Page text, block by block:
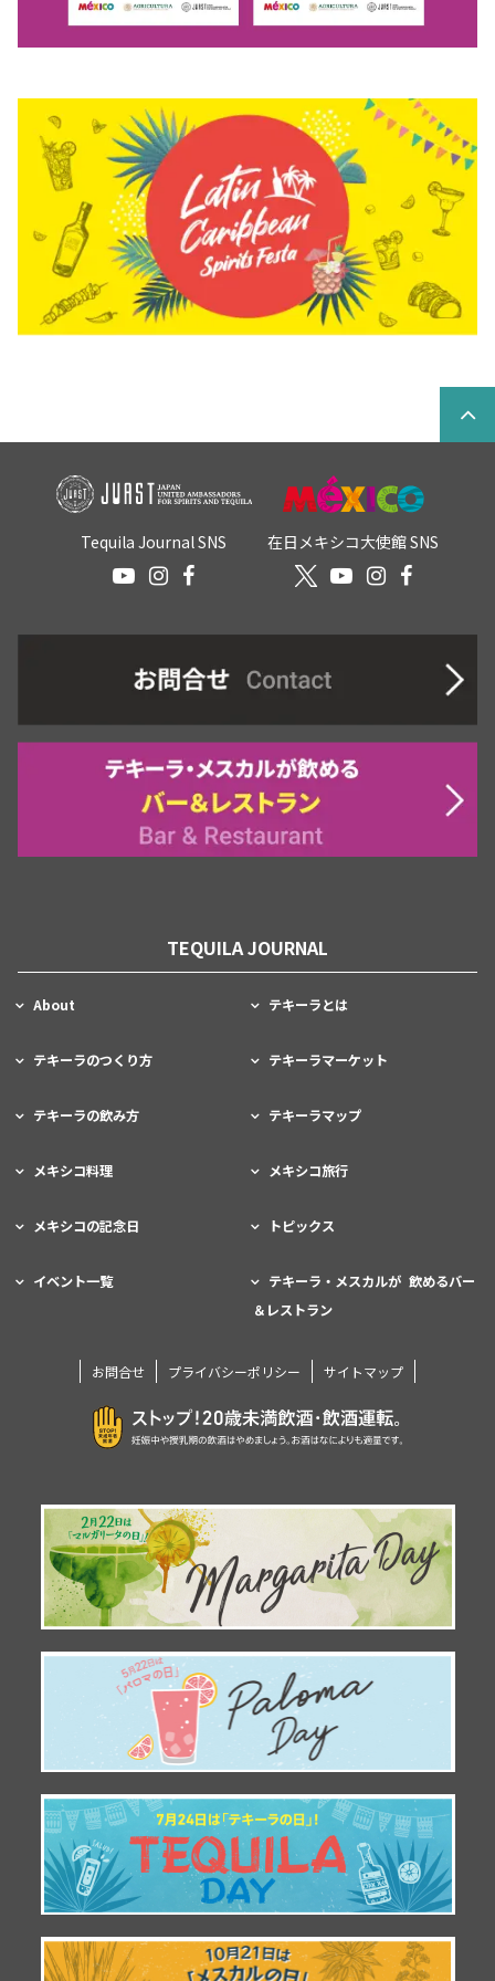
Tequila Journal SNS 在日メキシコ大使館 SNS
TEQUILA JOURNAL
About テキーラとは
テキーラのつくり方 テキーラマーケット
テキーラの飲み方 テキーラマップ
メキシコ料理 メキシコ旅行
メキシコの記念日 トピックス
イベント一覧
テキーラ・メスカルが 飲めるバー
＆レストラン
お問合せ プライバシーポリシー サイトマップ